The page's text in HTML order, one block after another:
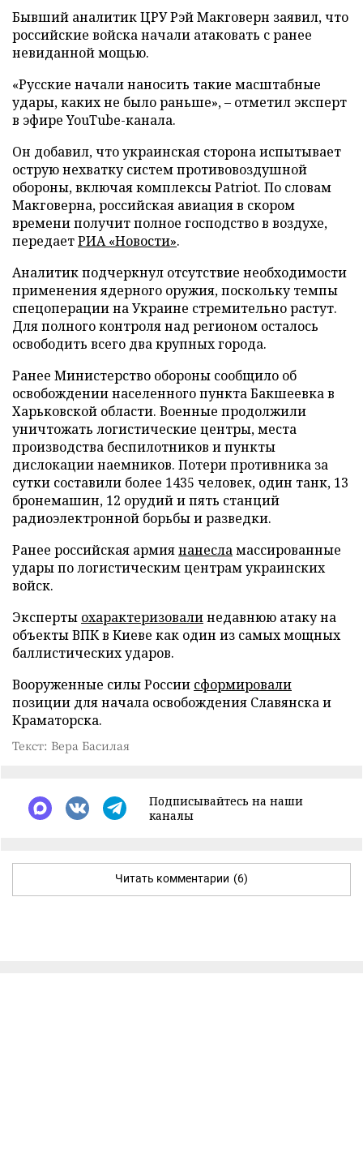
Бывший аналитик ЦРУ Рэй Макговерн заявил, что
российские войска начали атаковать с ранее
невиданной мощью.
«Русские начали наносить такие масштабные
удары, каких не было раньше», – отметил эксперт
в эфире YouTube-канала.
Он добавил, что украинская сторона испытывает
острую нехватку систем противовоздушной
обороны, включая комплексы Patriot. По словам
Макговерна, российская авиация в скором
времени получит полное господство в воздухе,
передаетРИА «Новости».
Аналитик подчеркнул отсутствие необходимости
применения ядерного оружия, поскольку темпы
спецоперации на Украине стремительно растут.
Для полного контроля над регионом осталось
освободить всего два крупных города.
Ранее Министерство обороны сообщило об
освобождении населенного пункта Бакшеевка в
Харьковской области. Военные продолжили
уничтожать логистические центры, места
производства беспилотников и пункты
дислокации наемников. Потери противника за
сутки составили более 1435 человек, один танк, 13
бронемашин, 12 орудий и пять станций
радиоэлектронной борьбы и разведки.
Ранее российская армиянанесламассированные
удары по логистическим центрам украинских
войск.
Эксперты охарактеризовалинедавнюю атаку на
объекты ВПК в Киеве как один из самых мощных
баллистических ударов.
Вооруженные силы России сформировали
позиции для начала освобождения Славянска и
Краматорска.
Текст: Вера Басилая
Подписывайтесь на наши
каналы
Читать комментарии (6)